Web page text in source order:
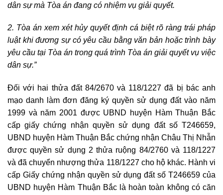
dân sự mà Tòa án đang có nhiệm vụ giải quyết.
2. Tòa án xem xét hủy quyết định cá biệt rõ ràng trái pháp
luật khi đương sự có yêu cầu bằng văn bản hoặc trình bày
yêu cầu tại Tòa án trong quá trình Tòa án giải quyết vụ việc
dân sự.”
Đối với hai thửa đất 84/2670 và 118/1227 đã bị bác anh
mạo danh làm đơn đăng ký quyền sử dụng đất vào năm
1999 và năm 2001 được UBND huyện Hàm Thuận Bắc
cấp giấy chứng nhận quyền sử dụng đất số T246659,
UBND huyện Hàm Thuận Bắc chứng nhận Châu Thị Nhẫn
được quyền sử dụng 2 thửa ruộng 84/2760 và 118/1227
và đã chuyển nhượng thửa 118/1227 cho hộ khác. Hành vi
cấp Giấy chứng nhận quyền sử dụng đất số T246659 của
UBND huyện Hàm Thuận Bắc là hoàn toàn không có căn